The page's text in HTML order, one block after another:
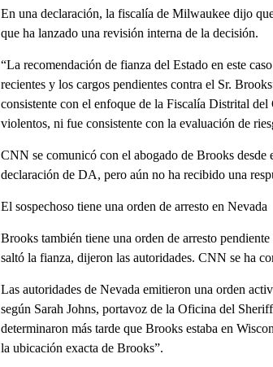
En una declaración, la fiscalía de Milwaukee dijo
que ha lanzado una revisión interna de la decisión.
“La recomendación de fianza del Estado en este
recientes y los cargos pendientes contra el Sr.
consistente con el enfoque de la Fiscalía Distrital
violentos, ni fue consistente con la evaluación de
CNN se comunicó con el abogado de Brooks
declaración de DA, pero aún no ha recibido una
El sospechoso tiene una orden de arresto en Nevada
Brooks también tiene una orden de arresto
saltó la fianza, dijeron las autoridades. CNN se ha
Las autoridades de Nevada emitieron una orden
según Sarah Johns, portavoz de la Oficina del
determinaron más tarde que Brooks estaba en
la ubicación exacta de Brooks”.